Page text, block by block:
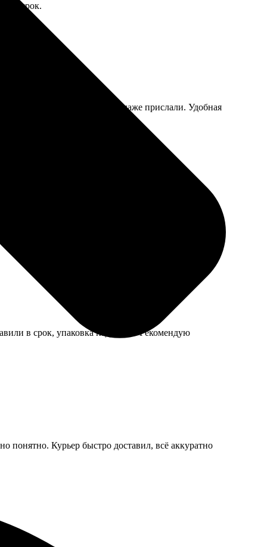
в срок.
дошло, отметку о вручении даже прислали. Удобная
дней готовые значки были у меня. Качество
в срок, упаковка надежная. Рекомендую
понятно. Курьер быстро доставил, всё аккуратно